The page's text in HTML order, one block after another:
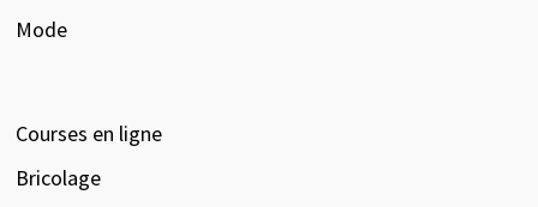
Mode
Courses en ligne
Bricolage